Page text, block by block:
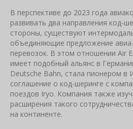
В перспективе до 2023 года
развивать два направления код-
стороны, существуют
объединяющие предложение
перевозок. В этом отношении Air
имеет подобный альянс в
Deutsche Bahn, стала пионером в
соглашение о код-шеринге с
поездов Iryo. Компания также
расширения такого
на континенте.